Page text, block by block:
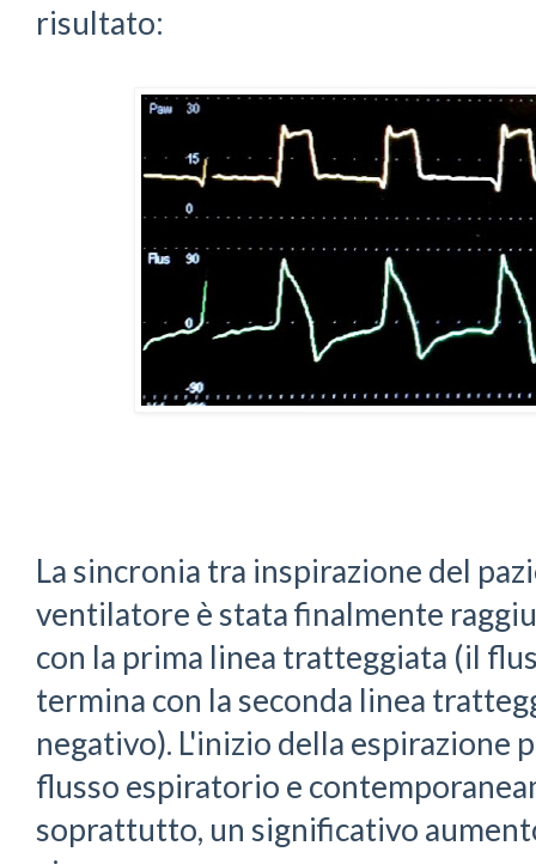
risultato:
La sincronia tra inspirazione del
ventilatore è stata finalmente
con la prima linea tratteggiata (il
termina con la seconda linea
negativo). L'inizio della espirazione
flusso espiratorio e
soprattutto, un significativo